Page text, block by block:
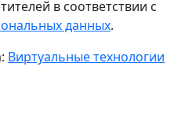
в соответствии с
данных.
Виртуальные технологии